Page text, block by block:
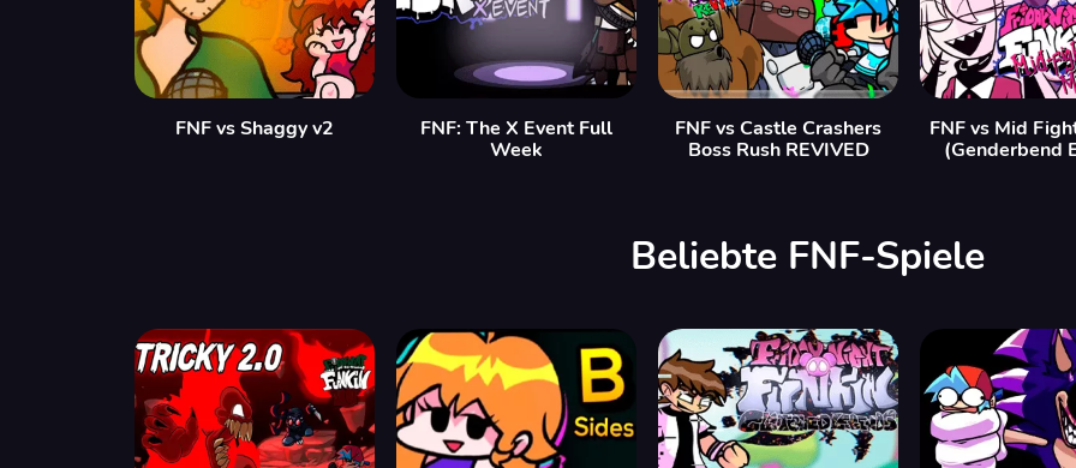
FNF vs Shaggy v2
FNF: The X Event Full
Week
FNF vs Castle Crashers
Boss Rush REVIVED
FNF vs Mid
(Genderbend
Beliebte FNF-Spiele